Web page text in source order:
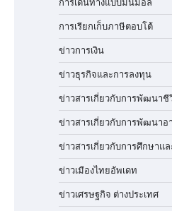
การเดินทางแบบมินิมอล
การเรียกเก็บภาษีตอบโต้
ข่าวการเงิน
ข่าวธุรกิจและการลงทุน
ข่าวสารเกี่ยวกับการพัฒนาชี
ข่าวสารเกี่ยวกับการพัฒนาอ
ข่าวสารเกี่ยวกับการศึกษาแล
ข่าวเมืองไทยอัพเดท
ข่าวเศรษฐกิจ ต่างประเทศ